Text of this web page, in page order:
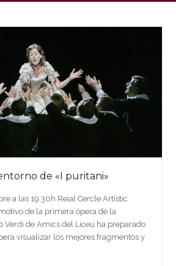
de «I puritani»
a las 19.30h Reial Cercle Artístic
de la primera ópera de la
Verdi de Amics del Liceu ha preparado
visualizar los mejores fragmentos y